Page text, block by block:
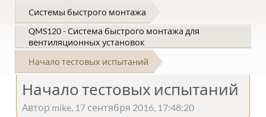
Системы быстрого монтажа
QMS120 - Система быстрого монтажа для
вентиляционных установок
Начало тестовых испытаний
Начало тестовых испытаний
Автор mike, 17 сентября 2016, 17:48:20